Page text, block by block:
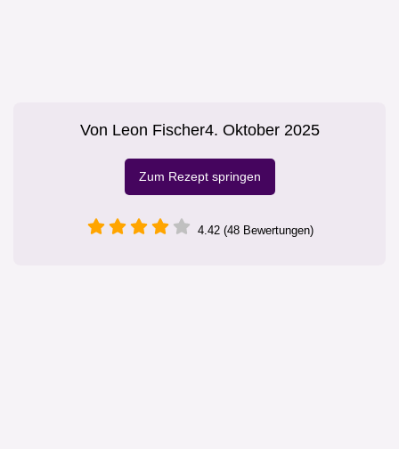
Von Leon Fischer4. Oktober 2025
Zum Rezept springen
4.42 (48 Bewertungen)